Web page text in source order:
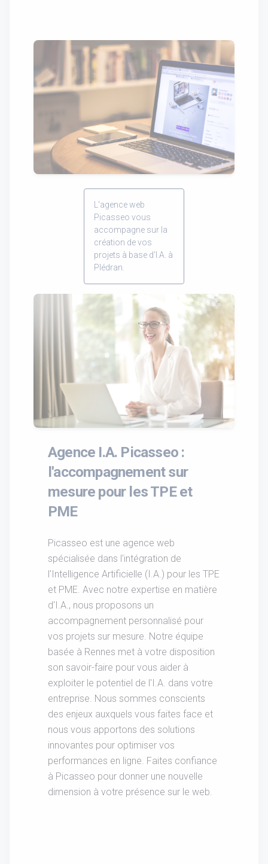
L'agence web
Picasseo vous
accompagne sur la
création de vos
projets à base d'I.A. à
Plédran.
Agence I.A. Picasseo :
l'accompagnement sur
mesure pour les TPE et
PME
Picasseo est une agence web
spécialisée dans l'intégration de
l'Intelligence Artificielle (I.A.) pour les TPE
et PME. Avec notre expertise en matière
d'I.A., nous proposons un
accompagnement personnalisé pour
vos projets sur mesure. Notre équipe
basée à Rennes met à votre disposition
son savoir-faire pour vous aider à
exploiter le potentiel de l'I.A. dans votre
entreprise. Nous sommes conscients
des enjeux auxquels vous faites face et
nous vous apportons des solutions
innovantes pour optimiser vos
performances en ligne. Faites confiance
à Picasseo pour donner une nouvelle
dimension à votre présence sur le web.